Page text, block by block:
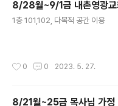
8/28월~9/1금 내촌영광교
1층 101,102, 다목적 공간 이용
0 0 2023. 5. 27.
8/21월~25금 목사님 가정